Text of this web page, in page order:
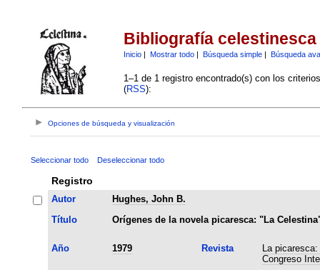
Bibliografía celestinesca
Inicio| Mostrar todo| Búsqueda simple| Búsqueda
1–1 de 1 registro encontrado(s) con los
(RSS):
Opciones de búsqueda y visualización
Seleccionar todo Deseleccionar todo
Registro
Autor
Hughes, John B.
Título
Orígenes de la novela picaresca: "La
Año 1979 Revista
La
Congreso